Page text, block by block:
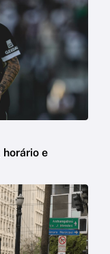
horário e